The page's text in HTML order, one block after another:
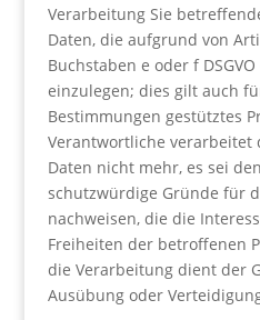
Verarbeitung Sie
Daten, die aufgrund von
Buchstaben e oder f
einzulegen; dies gilt auch
Bestimmungen gestütztes
Verantwortliche verarbeitet
Daten nicht mehr, es sei
schutzwürdige Gründe für
nachweisen, die die
Freiheiten der betroffenen
die Verarbeitung dient der
Ausübung oder